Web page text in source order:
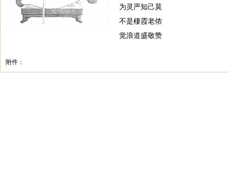
为灵严知己莫
不是棲霞老侬
觉浪道盛敬赞
附件：